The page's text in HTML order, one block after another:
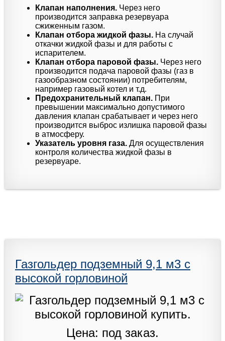
Клапан наполнения. Через него
производится заправка резервуара
сжиженным газом.
Клапан отбора жидкой фазы. На случай
откачки жидкой фазы и для работы с
испарителем.
Клапан отбора паровой фазы. Через него
производится подача паровой фазы (газ в
газообразном состоянии) потребителям,
например газовый котел и т.д.
Предохранительный клапан. При
превышении максимально допустимого
давления клапан срабатывает и через него
производится выброс излишка паровой фазы
в атмосферу.
Указатель уровня газа. Для осуществления
контроля количества жидкой фазы в
резервуаре.
Газгольдер подземный 9,1 м3 с
высокой горловиной
Цена: под заказ.